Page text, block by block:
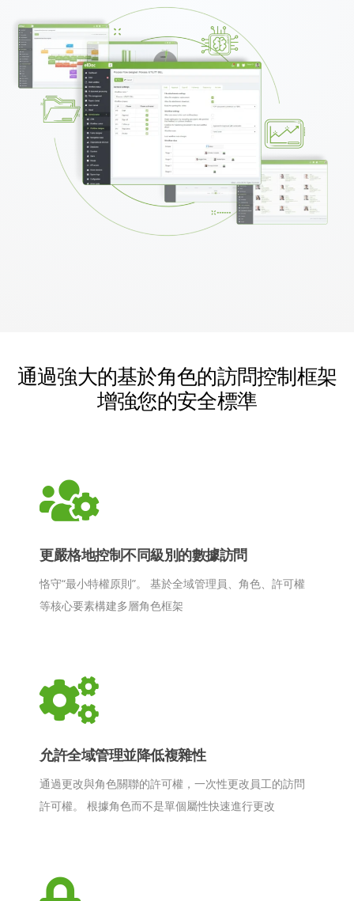
通過強大的基於角色的訪問控制框架
增強您的安全標準
更嚴格地控制不同級別的數據訪問
恪守“最小特權原則”。 基於全域管理員、角色、許可權
等核心要素構建多層角色框架
允許全域管理並降低複雜性
通過更改與角色關聯的許可權，一次性更改員工的訪問
許可權。 根據角色而不是單個屬性快速進行更改